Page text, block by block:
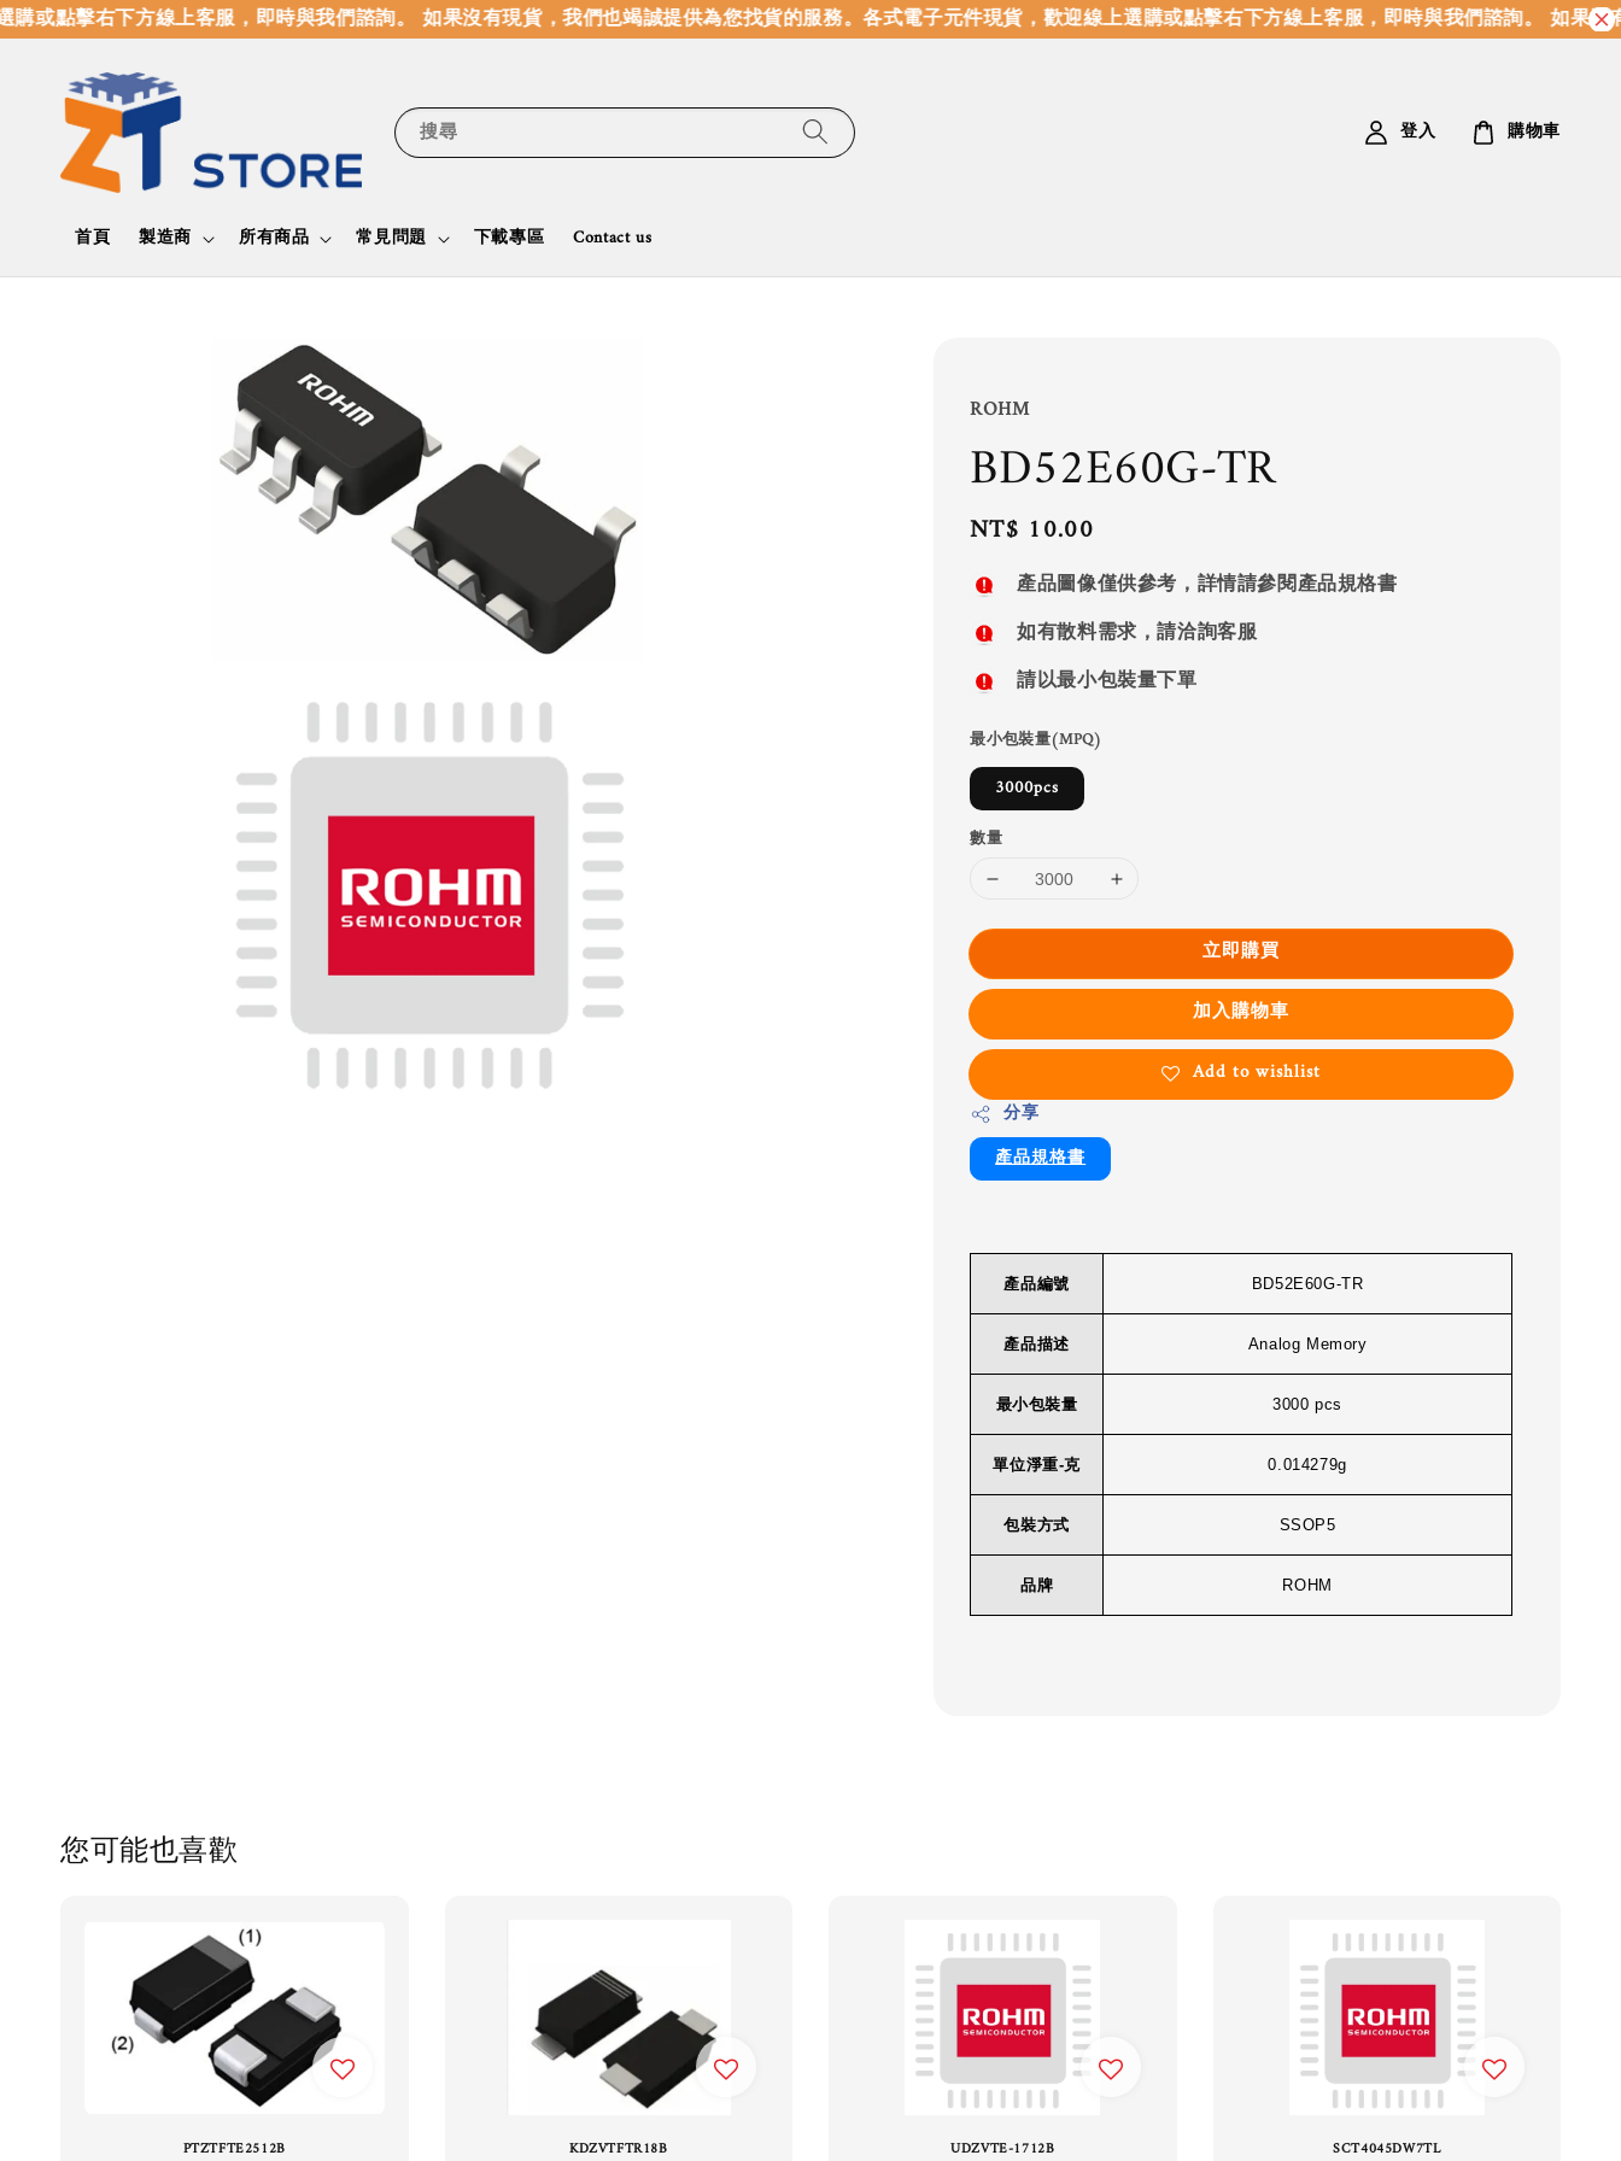
或點擊右下方線上客服，即時與我們諮詢。 如果沒有現貨，我們也竭誠提供為您找貨的服務。各式電子元件現貨，歡迎線上選購或點擊右下方線上客服，即時與我們諮詢。 如果沒
搜尋
首頁 製造商 所有商品 常見問題 下載專區 Contact us
登入 購物車
ROHM
BD52E60G-TR
Regular
price
NT$ 10.00
產品圖像僅供參考，詳情請參閱產品規格書
如有散料需求，請洽詢客服
請以最小包裝量下單
最小包裝量(MPQ)
3000pcs
數量
立即購買
加入購物車
Add to wishlist
分享
產品規格書
產品編號 BD52E60G-TR
產品描述 Analog Memory
最小包裝量 3000 pcs
單位淨重-克 0.014279g
包裝方式 SSOP5
品牌 ROHM
您可能也喜歡
PTZTFTE2512B KDZVTFTR18B UDZVTE-1712B SCT4045DW7TL